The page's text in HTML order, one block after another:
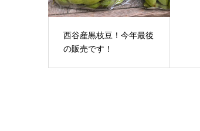
西谷産黒枝豆！今年最後
の販売です！